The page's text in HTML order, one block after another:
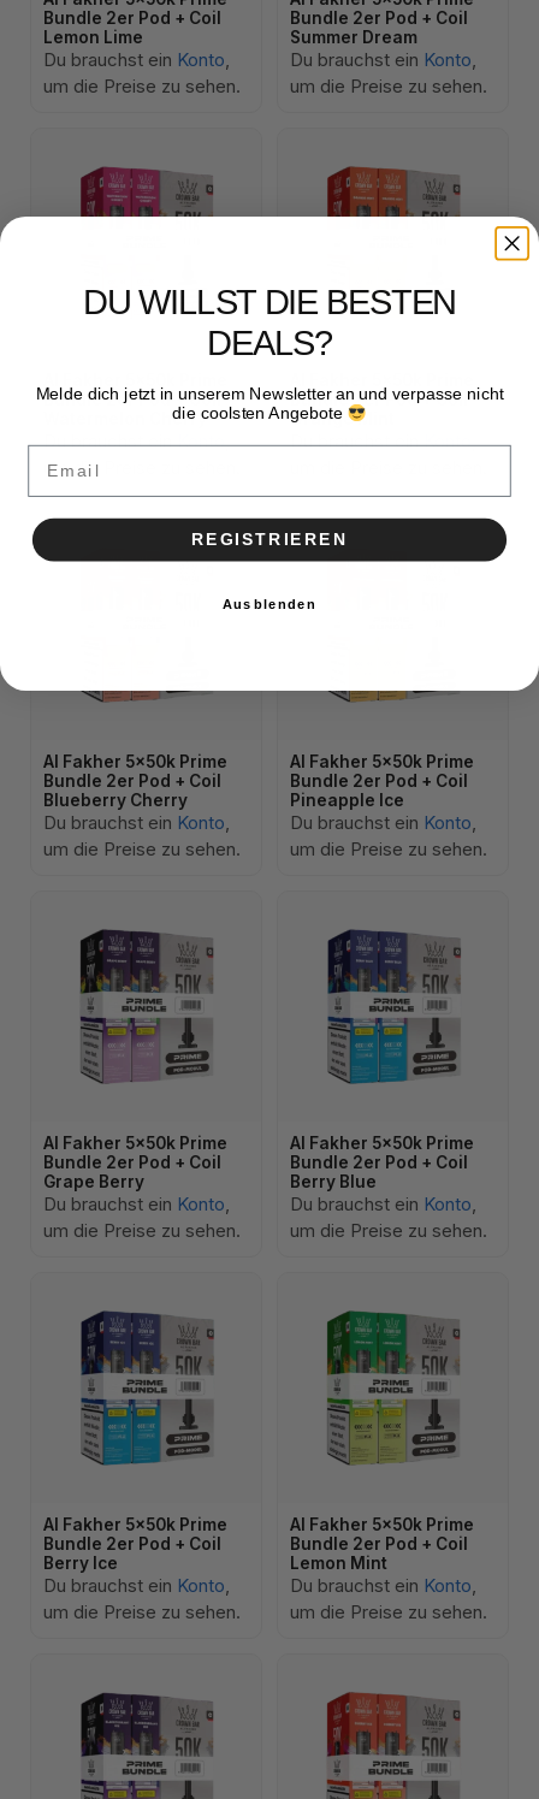
Bundle 2er Pod + Coil
Lemon Lime
Du brauchst ein Konto,
um die Preise zu sehen.
Bundle 2er Pod + Coil
Summer Dream
Du brauchst ein Konto,
um die Preise zu sehen.
Bundle 2er Pod + Coil
Watermelon Cherry
Du brauchst einKonto,
um die Preise zu sehen.
Bundle 2er Pod + Coil
Orange Mint
Du brauchst einKonto,
Al Fakher 5x50k Prime
Bundle 2er Pod + Coil
Blueberry Cherry
Du brauchst ein Konto,
um die Preise zu sehen.
Al Fakher 5x50k Prime
Bundle 2er Pod + Coil
Pineapple Ice
Du brauchst ein Konto,
um die Preise zu sehen.
Al Fakher 5x50k Prime
Bundle 2er Pod + Coil
Grape Berry
Du brauchst ein Konto,
um die Preise zu sehen.
Al Fakher 5x50k Prime
Bundle 2er Pod + Coil
Berry Blue
Du brauchst ein Konto,
um die Preise zu sehen.
Al Fakher 5x50k Prime
Bundle 2er Pod + Coil
Berry Ice
Du brauchst ein Konto,
um die Preise zu sehen.
Al Fakher 5x50k Prime
Bundle 2er Pod + Coil
Lemon Mint
Du brauchst ein Konto,
um die Preise zu sehen.
DU WILLST DIE BESTEN
DEALS?
Melde dich jetzt in unserem Newsletter an und verpasse nicht
die coolsten Angebote
REGISTRIEREN
Ausblenden